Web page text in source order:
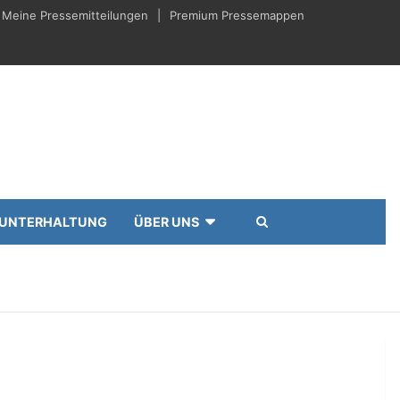
Meine Pressemitteilungen Premium Pressemappen
UNTERHALTUNG ÜBER UNS